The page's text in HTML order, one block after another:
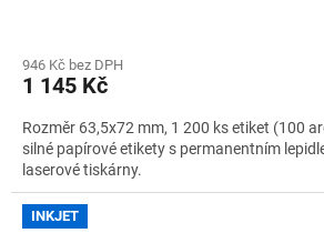
946 Kč bez DPH
1 145 Kč
Rozměr 63,5x72 mm, 1 200 ks etiket (100
silné papírové etikety s permanentním
laserové tiskárny.
INKJET